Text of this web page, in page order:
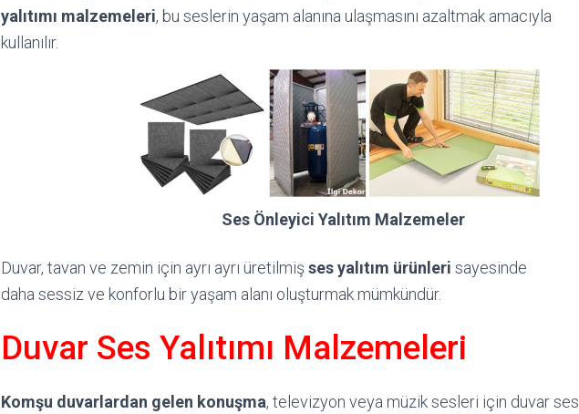
yalıtımı malzemeleri, bu seslerin yaşam alanına ulaşmasını azaltmak amacıyla
kullanılır.
Ses Önleyici Yalıtım Malzemeler
Duvar, tavan ve zemin için ayrı ayrı üretilmiş ses yalıtım ürünleri sayesinde
daha sessiz ve konforlu bir yaşam alanı oluşturmak mümkündür.
Duvar Ses Yalıtımı Malzemeleri
Komşu duvarlardan gelen konuşma, televizyon veya müzik sesleri için duvar ses